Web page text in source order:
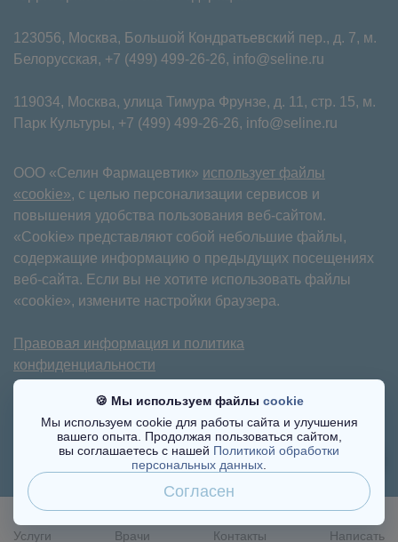
123056, Москва, Большой Кондратьевский пер., д. 7, м.
Белорусская, +7 (499) 499-26-26, info@seline.ru
119034, Москва, улица Тимура Фрунзе, д. 11⁠, стр. 15, м.
Парк Культуры, +7 (499) 499-26-26, info@seline.ru
ООО «Селин Фармацевтик» использует файлы
«cookie», с целью персонализации сервисов и
повышения удобства пользования веб-сайтом.
«Cookie» представляют собой небольшие файлы,
содержащие информацию о предыдущих посещениях
веб-сайта. Если вы не хотите использовать файлы
«cookie», измените настройки браузера.
Правовая информация и политика
конфиденциальности
Имеются противопоказания. Требуется
консультация специалиста.
©2017-2025
🍪 Мы используем файлы cookie
Мы используем cookie для работы сайта и улучшения
вашего опыта. Продолжая пользоваться сайтом,
вы соглашаетесь с нашей Политикой обработки
персональных данных
Согласен
Услуги Врачи Контакты Написать